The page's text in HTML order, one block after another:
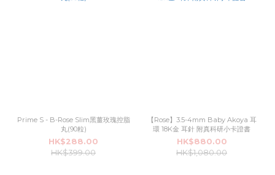
Prime S - B-Rose Slim黑薑玫瑰控脂
丸(90粒)
HK$288.00
HK$399.00
【Rose】3.5-4mm Baby Akoya 耳
環 18K金 耳針 附真科研小卡證書
HK$880.00
HK$1,080.00